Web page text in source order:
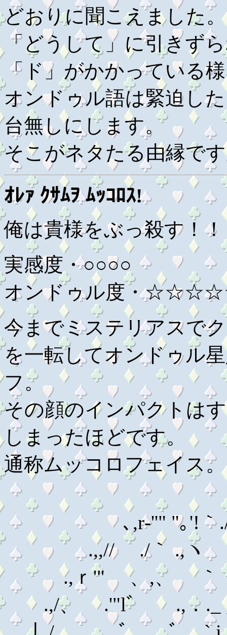
どおりに聞こえました。
「どうして」に引きず
「ド」がかかっている
オンドゥル語は緊迫し
台無しにします。
そこがネタたる由縁で
ｵﾚｧ ｸｻﾑｦ ﾑｯｺﾛｽ!
俺は貴様をぶっ殺す！
実感度・○○○○
オンドゥル度・
今までミステリアスで
を一転してオンドゥル
フ。
その顔のインパクトは
しまったほどです。
通称ムッコロフェイス。
､,r‐''" "｡'!｀./'i
.,,// ./｀ .,ヽ ､'!
.,ｒ'" 、,、
.,/、 .'"lﾞ .,．._ ,lﾞ